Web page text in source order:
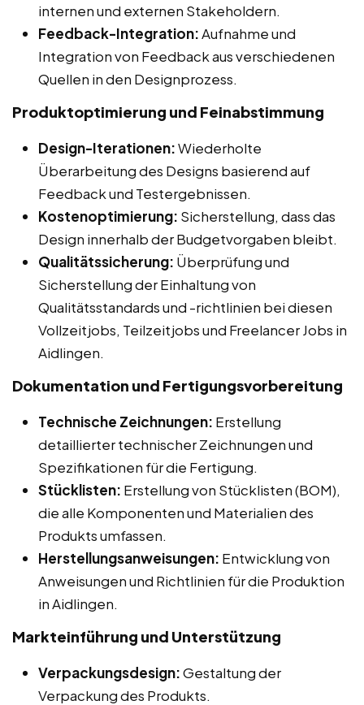
internen und externen Stakeholdern.
Feedback-Integration:Aufnahme und
Integration von Feedback aus verschiedenen
Quellen in den Designprozess.
Produktoptimierung und Feinabstimmung
Design-Iterationen:Wiederholte
Überarbeitung des Designs basierend auf
Feedback und Testergebnissen.
Kostenoptimierung: Sicherstellung, dass das
Design innerhalb der Budgetvorgaben bleibt.
Qualitätssicherung: Überprüfung und
Sicherstellung der Einhaltung von
Qualitätsstandards und -richtlinien bei diesen
Vollzeitjobs, Teilzeitjobs und Freelancer Jobs in
Aidlingen.
Dokumentation und Fertigungsvorbereitung
Technische Zeichnungen: Erstellung
detaillierter technischer Zeichnungen und
Spezifikationen für die Fertigung.
Stücklisten: Erstellung von Stücklisten (BOM),
die alle Komponenten und Materialien des
Produkts umfassen.
Herstellungsanweisungen: Entwicklung von
Anweisungen und Richtlinien für die Produktion
in Aidlingen.
Markteinführung und Unterstützung
Verpackungsdesign:Gestaltung der
Verpackung des Produkts.